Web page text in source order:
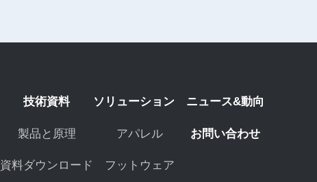
技術資料
製品と原理
資料ダウンロード
ソリューション
アパレル
フットウェア
ニュース&動向
お問い合わせ